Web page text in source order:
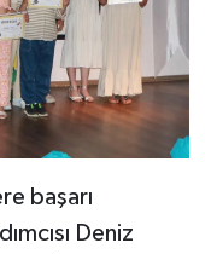
başarı
Deniz